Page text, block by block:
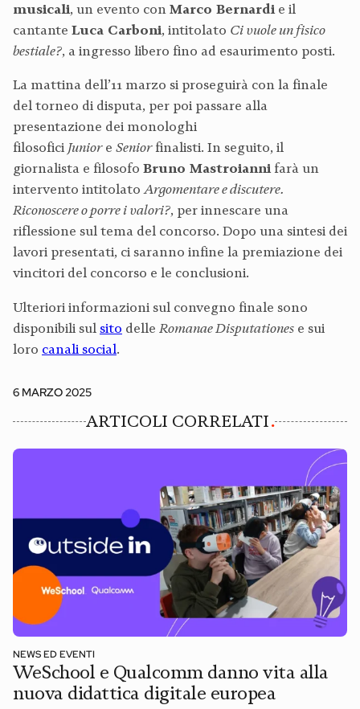
musicali, un evento con Marco Bernardie il
cantante Luca Carboni, intitolato Ci vuole un fisico
bestiale?, a ingresso libero fino ad esaurimento posti.
La mattina dell’11 marzo si proseguirà con la finale
del torneo di disputa, per poi passare alla
presentazione dei monologhi
filosofici Juniore Seniorfinalisti. In seguito, il
giornalista e filosofo Bruno Mastroiannifarà un
intervento intitolatoArgomentare e discutere.
Riconoscere o porre i valori?, per innescare una
riflessione sul tema del concorso. Dopo una sintesi dei
lavori presentati, ci saranno infine la premiazione dei
vincitori del concorso e le conclusioni.
Ulteriori informazioni sul convegno finale sono
disponibili sul sito delle Romanae Disputationes e sui
loro canali social.
6 MARZO 2025
ARTICOLI CORRELATI
NEWS ED EVENTI
WeSchool e Qualcomm danno vita alla
nuova didattica digitale europea